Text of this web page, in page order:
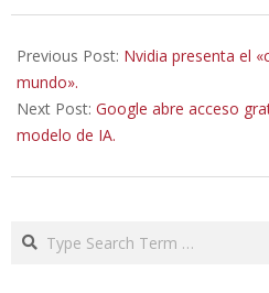
03-
22
Previous Post: Nvidia presenta el
mundo».
Next Post: Google abre acceso
modelo de IA.
Search